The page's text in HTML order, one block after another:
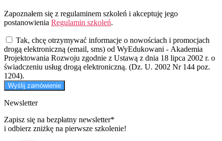
Zapoznałem się z regulaminem szkoleń i akceptuję jego
postanowienia Regulamin szkoleń.
Tak, chcę otrzymywać informacje o nowościach i promocjach
drogą elektroniczną (email, sms) od WyEdukowani - Akademia
Projektowania Rozwoju zgodnie z Ustawą z dnia 18 lipca 2002 r. o
świadczeniu usług drogą elektroniczną. (Dz. U. 2002 Nr 144 poz.
1204).
Wyślij zamówienie
Newsletter
Zapisz się na bezpłatny newsletter*
i odbierz zniżkę na pierwsze szkolenie!